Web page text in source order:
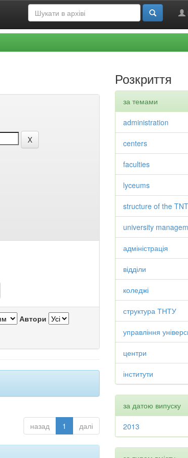
Автори
назад 1 далі
Розкриття
за темами
administration
centers
faculties
lyceums
structure of the
university
адміністрація
відділи
коледжі
структура ТНТУ
управління
центри
інститути
за датою випуску
2013